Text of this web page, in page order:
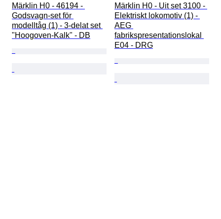
Märklin H0 - 46194 -
Godsvagn-set för
modelltåg (1) - 3-delat set
"Hoogoven-Kalk" - DB
Märklin H0 - Uit set 3100 -
Elektriskt lokomotiv (1) -
AEG
fabrikspresentationslokal
E04 - DRG